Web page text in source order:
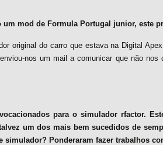
um mod de Formula Portugal junior, este
original do carro que estava na Digital
nos um mail a comunicar que não nos
para o simulador rfactor.
um dos mais bem sucedidos de
simulador? Ponderaram fazer trabalhos